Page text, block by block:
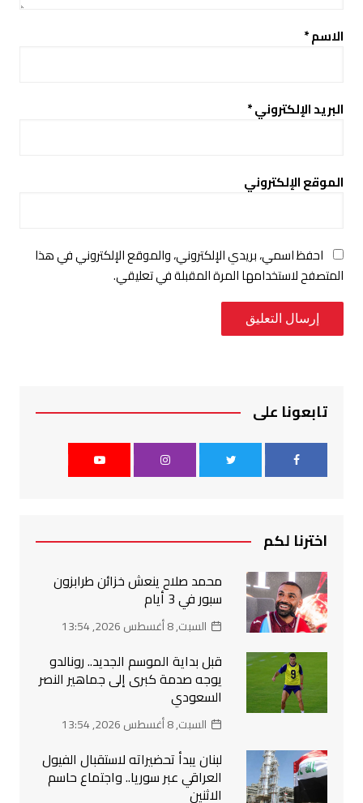
الاسم*
البريد الإلكتروني*
الموقع الإلكتروني
احفظ اسمي، بريدي الإلكتروني، والموقع الإلكتروني في هذا
المتصفح لاستخدامها المرة المقبلة في تعليقي.
تابعونا على
اخترنا لكم
محمد صلاح ينعش خزائن طرابزون
سبور في 3 أيام
السبت, 8 أغسطس 2026, 13:54
قبل بداية الموسم الجديد.. رونالدو
يوجه صدمة كبرى إلى جماهير النصر
السعودي
السبت, 8 أغسطس 2026, 13:54
لبنان يبدأ تحضيراته لاستقبال الفيول
العراقي عبر سوريا.. واجتماع حاسم
الاثنين